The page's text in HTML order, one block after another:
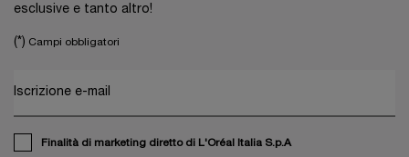
esclusive e tanto altro!
(*) Campi obbligatori
Iscrizione e-mail
Finalità di marketing diretto di L'Oréal Italia S.p.A